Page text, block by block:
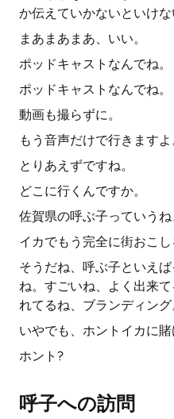
か伝えていかないといけな
まあまあまあ、いい。
ポッドキャストなんでね。
ポッドキャストなんでね。
動画も撮らずに。
もう音声だけで行きますよ
とりあえずですね。
どこに行くんですか。
佐賀県の呼ぶ子っていうね
イカでもう完全に街おこし
そうだね、呼ぶ子といえ
ね。すごいね、よく出来
れてるね、ブランディング
いやでも、ホントイカに
ホント?
呼子への訪問